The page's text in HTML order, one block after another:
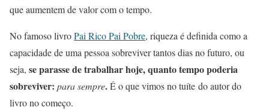
que aumentem de valor com o tempo.
No famoso livroPai Rico Pai Pobre, riqueza é definida como a
capacidade de uma pessoa sobreviver tantos dias no futuro, ou
seja, se parasse de trabalhar hoje, quanto tempo poderia
sobreviver: para sempre.É o que vimos no tuíte do autor do
livro no começo.